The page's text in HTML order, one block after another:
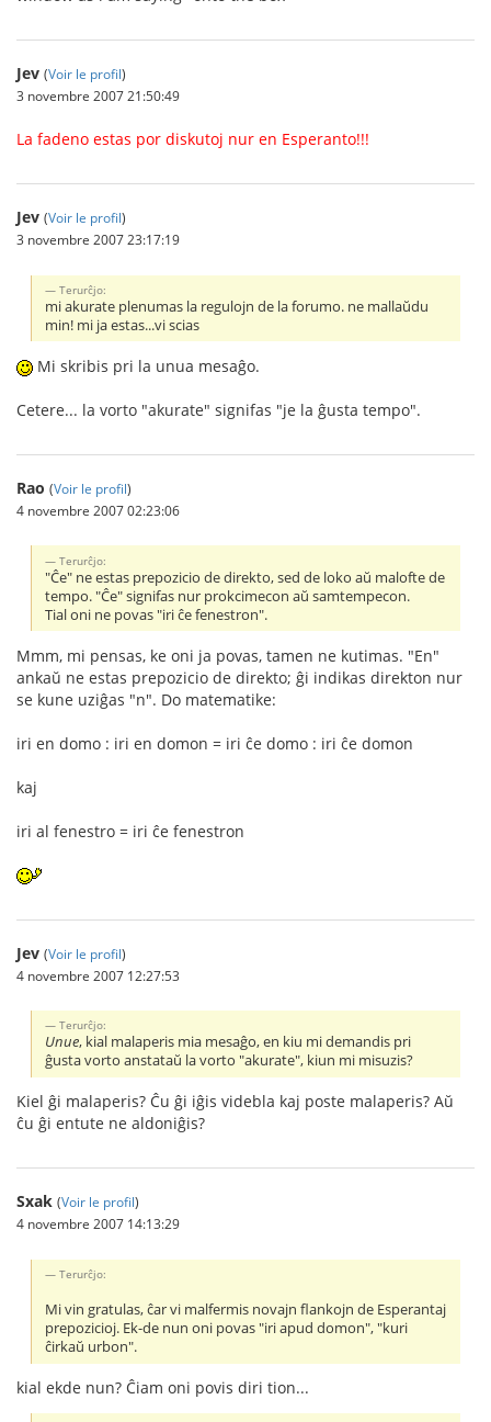
Jev (Voir le profil)
3 novembre 2007 21:50:49
La fadeno estas por diskutoj nur en Esperanto!!!
Jev (Voir le profil)
3 novembre 2007 23:17:19
Terurĉjo:
mi akurate plenumas la regulojn de la forumo. ne mallaŭdu
min! mi ja estas...vi scias
Mi skribis pri la unua mesaĝo.
Cetere... la vorto "akurate" signifas "je la ĝusta tempo".
Rao (Voir le profil)
4 novembre 2007 02:23:06
Terurĉjo:
"Ĉe" ne estas prepozicio de direkto, sed de loko aŭ malofte de
tempo. "Ĉe" signifas nur prokcimecon aŭ samtempecon.
Tial oni ne povas "iri ĉe fenestron".
Mmm, mi pensas, ke oni ja povas, tamen ne kutimas. "En"
ankaŭ ne estas prepozicio de direkto; ĝi indikas direkton nur
se kune uziĝas "n". Do matematike:
iri en domo : iri en domon = iri ĉe domo : iri ĉe domon
kaj
iri al fenestro = iri ĉe fenestron
Jev (Voir le profil)
4 novembre 2007 12:27:53
Terurĉjo:
Unue, kial malaperis mia mesaĝo, en kiu mi demandis pri
ĝusta vorto anstataŭ la vorto "akurate", kiun mi misuzis?
Kiel ĝi malaperis? Ĉu ĝi iĝis videbla kaj poste malaperis? Aŭ
ĉu ĝi entute ne aldoniĝis?
Sxak (Voir le profil)
4 novembre 2007 14:13:29
Terurĉjo:
Mi vin gratulas, ĉar vi malfermis novajn flankojn de Esperantaj
prepozicioj. Ek-de nun oni povas "iri apud domon", "kuri
ĉirkaŭ urbon".
kial ekde nun? Ĉiam oni povis diri tion...